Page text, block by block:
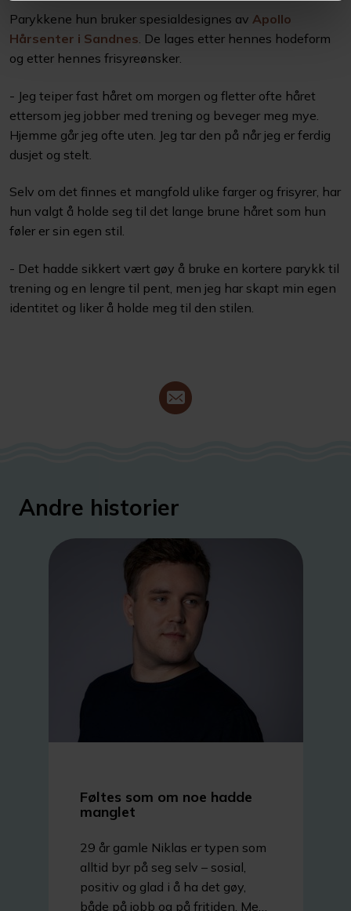
Parykkene hun bruker spesialdesignes av Apollo
Hårsenter i Sandnes. De lages etter hennes hodeform
og etter hennes frisyreønsker.
- Jeg teiper fast håret om morgen og fletter ofte håret
ettersom jeg jobber med trening og beveger meg mye.
Hjemme går jeg ofte uten. Jeg tar den på når jeg er ferdig
dusjet og stelt.
Selv om det finnes et mangfold ulike farger og frisyrer, har
hun valgt å holde seg til det lange brune håret som hun
føler er sin egen stil.
- Det hadde sikkert vært gøy å bruke en kortere parykk til
trening og en lengre til pent, men jeg har skapt min egen
identitet og liker å holde meg til den stilen.
Andre historier
Føltes som om noe hadde
manglet
29 år gamle Niklas er typen som
alltid byr på seg selv – sosial,
positiv og glad i å ha det gøy,
både på jobb og på fritiden. Men